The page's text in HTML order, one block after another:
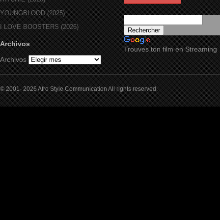
YOUNGBLOOD (2025)
I LOVE BOOSTERS (2026)
Archivos
Archivos
Trouves ton film en Streaming
© 2001- 2026 Afro Style Communication All rights reserved.